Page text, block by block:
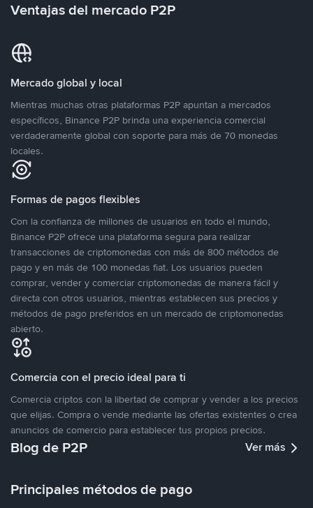
Ventajas del mercado P2P
Mercado global y local
Mientras muchas otras plataformas P2P apuntan a mercados
específicos, Binance P2P brinda una experiencia comercial
verdaderamente global con soporte para más de 70 monedas
locales.
Formas de pagos flexibles
Con la confianza de millones de usuarios en todo el mundo,
Binance P2P ofrece una plataforma segura para realizar
transacciones de criptomonedas con más de 800 métodos de
pago y en más de 100 monedas fiat. Los usuarios pueden
comprar, vender y comerciar criptomonedas de manera fácil y
directa con otros usuarios, mientras establecen sus precios y
métodos de pago preferidos en un mercado de criptomonedas
abierto.
Comercia con el precio ideal para ti
Comercia criptos con la libertad de comprar y vender a los precios
que elijas. Compra o vende mediante las ofertas existentes o crea
anuncios de comercio para establecer tus propios precios.
Blog de P2P Ver más
Principales métodos de pago